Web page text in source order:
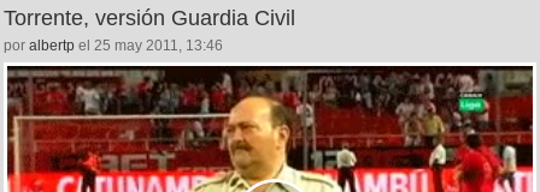
Torrente, versión Guardia Civil
por albertp el 25 may 2011, 13:46